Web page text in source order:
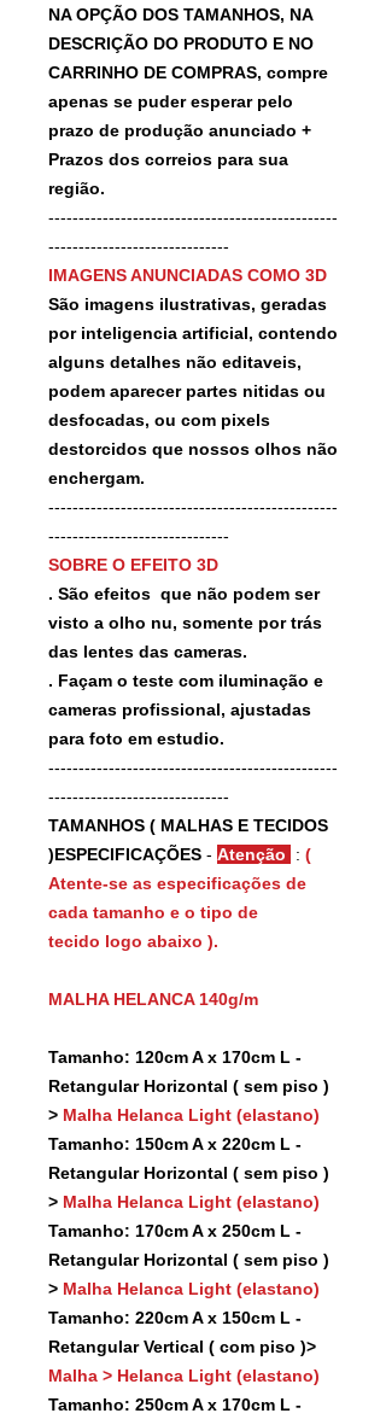
NA OPÇÃO DOS TAMANHOS, NA
DESCRIÇÃO DO PRODUTO E NO
CARRINHO DE COMPRAS, compre
apenas se puder esperar pelo
prazo de produção anunciado +
Prazos dos correios para sua
região.
------------------------------------------------
------------------------------
IMAGENS ANUNCIADAS COMO 3D
São imagens ilustrativas, geradas
por inteligencia artificial, contendo
alguns detalhes não editaveis,
podem aparecer partes nitidas ou
desfocadas, ou com pixels
destorcidos que nossos olhos não
enchergam.
------------------------------------------------
------------------------------
SOBRE O EFEITO 3D
. São efeitos que não podem ser
visto a olho nu, somente por trás
das lentes das cameras.
. Façam o teste com iluminação e
cameras profissional, ajustadas
para foto em estudio.
------------------------------------------------
------------------------------
TAMANHOS ( MALHAS E TECIDOS
)ESPECIFICAÇÕES - Atenção : (
Atente-se as especificações de
cada tamanho e o tipo de
tecido logo abaixo ).
MALHA HELANCA 140g/m
Tamanho: 120cm A x 170cm L -
Retangular Horizontal ( sem piso )
> Malha Helanca Light (elastano)
Tamanho: 150cm A x 220cm L -
Retangular Horizontal ( sem piso )
> Malha Helanca Light (elastano)
Tamanho: 170cm A x 250cm L -
Retangular Horizontal ( sem piso )
> Malha Helanca Light (elastano)
Tamanho: 220cm A x 150cm L -
Retangular Vertical ( com piso )>
Malha > Helanca Light (elastano)
Tamanho: 250cm A x 170cm L -